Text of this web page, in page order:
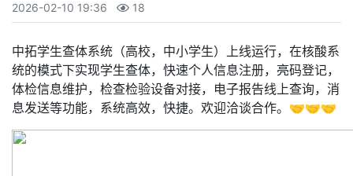
2026-02-10 19:36 18
中拓学生查体系统（高校，中小学生）上线运行，在核酸系
统的模式下实现学生查体，快速个人信息注册，亮码登记，
体检信息维护，检查检验设备对接，电子报告线上查询，消
息发送等功能，系统高效，快捷。欢迎洽谈合作。🤝🤝🤝